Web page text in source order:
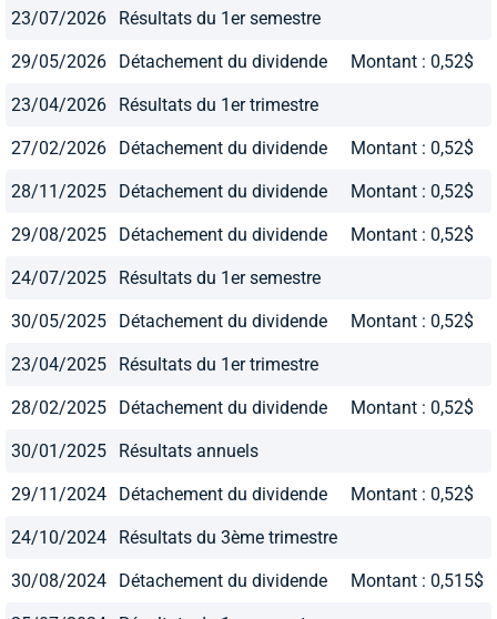
23/07/2026 Résultats du 1er semestre
29/05/2026 Détachement du dividende Montant : 0,52$
23/04/2026 Résultats du 1er trimestre
27/02/2026 Détachement du dividende Montant : 0,52$
28/11/2025 Détachement du dividende Montant : 0,52$
29/08/2025 Détachement du dividende Montant : 0,52$
24/07/2025 Résultats du 1er semestre
30/05/2025 Détachement du dividende Montant : 0,52$
23/04/2025 Résultats du 1er trimestre
28/02/2025 Détachement du dividende Montant : 0,52$
30/01/2025 Résultats annuels
29/11/2024 Détachement du dividende Montant : 0,52$
24/10/2024 Résultats du 3ème trimestre
30/08/2024 Détachement du dividende Montant : 0,515$